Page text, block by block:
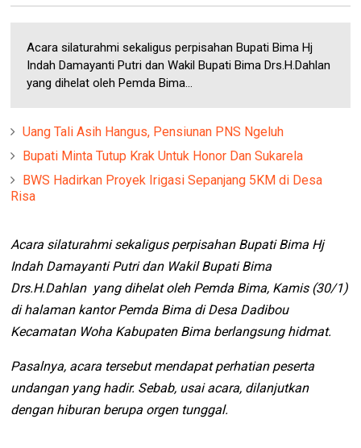
Acara silaturahmi sekaligus perpisahan Bupati Bima Hj
Indah Damayanti Putri dan Wakil Bupati Bima Drs.H.Dahlan
yang dihelat oleh Pemda Bima...
Uang Tali Asih Hangus, Pensiunan PNS Ngeluh
Bupati Minta Tutup Krak Untuk Honor Dan Sukarela
BWS Hadirkan Proyek Irigasi Sepanjang 5KM di Desa
Risa
Acara silaturahmi sekaligus perpisahan Bupati Bima Hj
Indah Damayanti Putri dan Wakil Bupati Bima
Drs.H.Dahlan yang dihelat oleh Pemda Bima, Kamis (30/1)
di halaman kantor Pemda Bima di Desa Dadibou
Kecamatan Woha Kabupaten Bima berlangsung hidmat.
Pasalnya, acara tersebut mendapat perhatian peserta
undangan yang hadir. Sebab, usai acara, dilanjutkan
dengan hiburan berupa orgen tunggal.